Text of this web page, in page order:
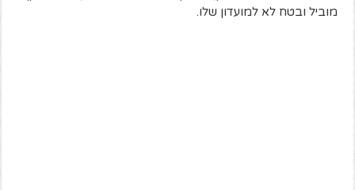
מוביל ובטח לא למועדון שלו.